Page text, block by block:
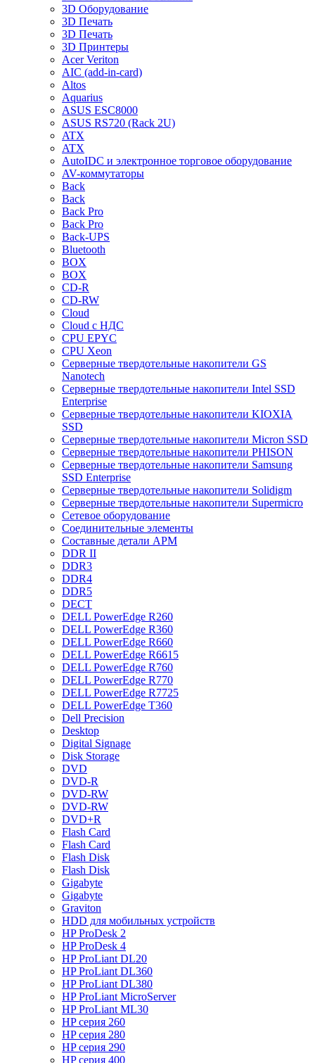
3D Оборудование
3D Печать
3D Печать
3D Принтеры
Acer Veriton
AIC (add-in-card)
Altos
Aquarius
ASUS ESC8000
ASUS RS720 (Rack 2U)
ATX
ATX
AutoIDC и электронное торговое оборудование
AV-коммутаторы
Back
Back
Back Pro
Back Pro
Back-UPS
Bluetooth
BOX
BOX
CD-R
CD-RW
Cloud
Cloud с НДС
CPU EPYC
CPU Xeon
Cерверные твердотельные накопители GS
Nanotech
Cерверные твердотельные накопители Intel SSD
Enterprise
Cерверные твердотельные накопители KIOXIA
SSD
Cерверные твердотельные накопители Micron SSD
Cерверные твердотельные накопители PHISON
Cерверные твердотельные накопители Samsung
SSD Enterprise
Cерверные твердотельные накопители Solidigm
Cерверные твердотельные накопители Supermicro
Cетевое оборудование
Cоединительные элементы
Cоставные детали АРМ
DDR II
DDR3
DDR4
DDR5
DECT
DELL PowerEdge R260
DELL PowerEdge R360
DELL PowerEdge R660
DELL PowerEdge R6615
DELL PowerEdge R760
DELL PowerEdge R770
DELL PowerEdge R7725
DELL PowerEdge T360
Dell Precision
Desktop
Digital Signage
Disk Storage
DVD
DVD-R
DVD-RW
DVD-RW
DVD+R
Flash Card
Flash Card
Flash Disk
Flash Disk
Gigabyte
Gigabyte
Graviton
HDD для мобильных устройств
HP ProDesk 2
HP ProDesk 4
HP ProLiant DL20
HP ProLiant DL360
HP ProLiant DL380
HP ProLiant MicroServer
HP ProLiant ML30
HP серия 260
HP серия 280
HP серия 290
HP серия 400